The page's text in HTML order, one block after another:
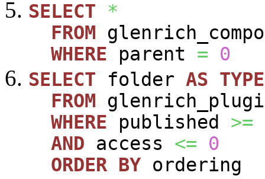
SELECT
*
FROM
WHERE parent =
0
SELECT folder AS TYPE
FROM
WHERE published >=
AND access <=
0
ORDER BY ordering